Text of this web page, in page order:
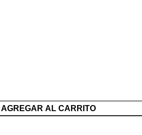
AGREGAR AL CARRITO